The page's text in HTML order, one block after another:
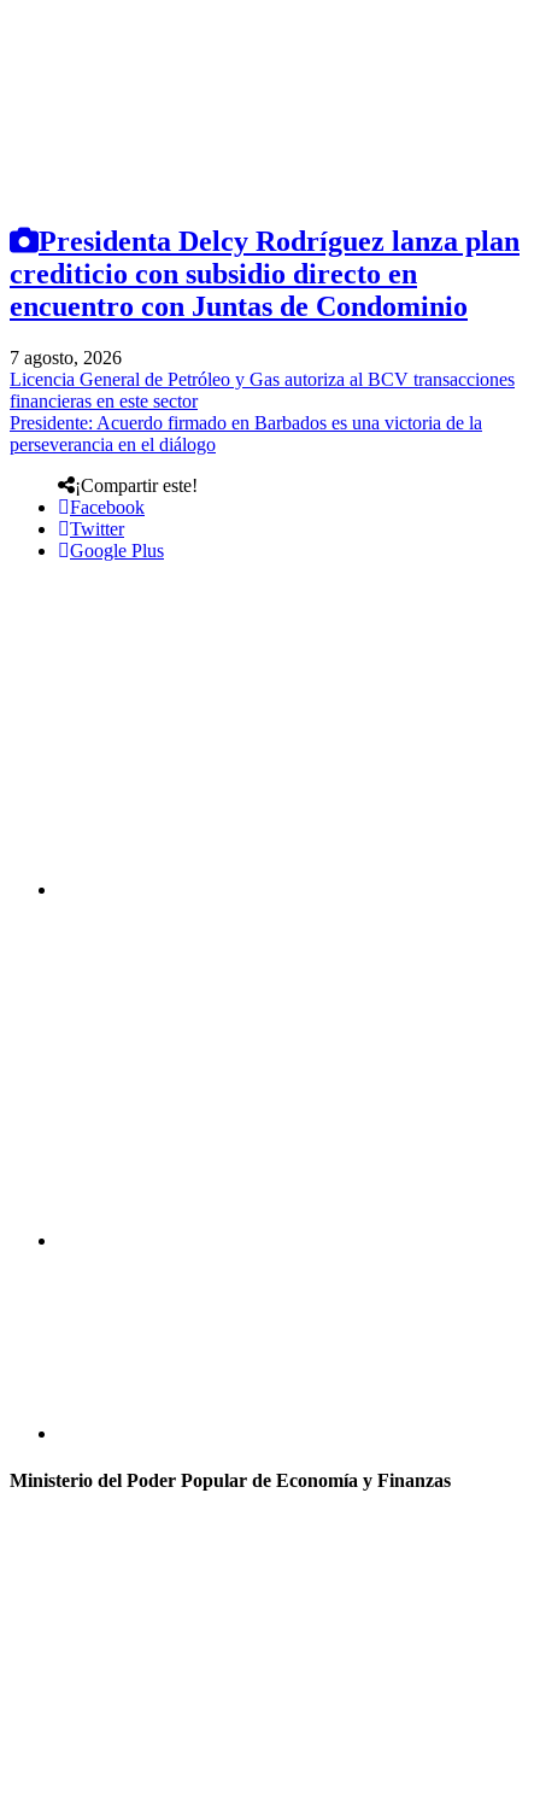
Presidenta Delcy Rodríguez lanza plan
crediticio con subsidio directo en
encuentro con Juntas de Condominio
7 agosto, 2026
Licencia General de Petróleo y Gas autoriza al BCV transacciones
financieras en este sector
Presidente: Acuerdo firmado en Barbados es una victoria de la
perseverancia en el diálogo
¡Compartir este!
Facebook
Twitter
Google Plus
Ministerio del Poder Popular de Economía y Finanzas